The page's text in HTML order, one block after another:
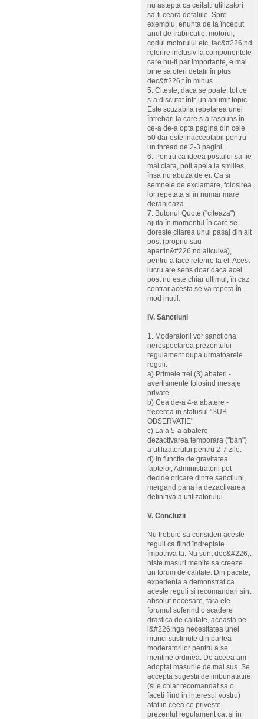
nu astepta ca ceilalti utilizatori
sa-ti ceara detaliile. Spre
exemplu, enunta de la început
anul de frabricatie, motorul,
codul motorului etc, fac&#226;nd
referire inclusiv la componentele
care nu-ti par importante, e mai
bine sa oferi detalii în plus
dec&#226;t în minus.
5. Citeste, daca se poate, tot ce
s-a discutat într-un anumit topic.
Este scuzabila repetarea unei
întrebari la care s-a raspuns în
ce-a de-a opta pagina din cele
50 dar este inacceptabil pentru
un thread de 2-3 pagini.
6. Pentru ca ideea postului sa fie
mai clara, poti apela la smilies,
însa nu abuza de ei. Ca si
semnele de exclamare, folosirea
lor repetata si în numar mare
deranjeaza.
7. Butonul Quote ("citeaza")
ajuta în momentul în care se
doreste citarea unui pasaj din alt
post (propriu sau
apartin&#226;nd altcuiva),
pentru a face referire la el. Acest
lucru are sens doar daca acel
post nu este chiar ultimul, în caz
contrar acesta se va repeta în
mod inutil.
IV. Sanctiuni
1. Moderatorii vor sanctiona
nerespectarea prezentului
regulament dupa urmatoarele
reguli:
a) Primele trei (3) abateri -
avertismente folosind mesaje
private.
b) Cea de-a 4-a abatere -
trecerea in statusul "SUB
OBSERVATIE"
c) La a 5-a abatere -
dezactivarea temporara ("ban")
a utilizatorului pentru 2-7 zile.
d) In functie de gravitatea
faptelor, Administratorii pot
decide oricare dintre sanctiuni,
mergand pana la dezactivarea
definitiva a utilizatorului.
V. Concluzii
Nu trebuie sa consideri aceste
reguli ca fiind îndreptate
împotriva ta. Nu sunt dec&#226;t
niste masuri menite sa creeze
un forum de calitate. Din pacate,
experienta a demonstrat ca
aceste reguli si recomandari sint
absolut necesare, fara ele
forumul suferind o scadere
drastica de calitate, aceasta pe
l&#226;nga necesitatea unei
munci sustinute din partea
moderatorilor pentru a se
mentine ordinea. De aceea am
adoptat masurile de mai sus. Se
accepta sugestii de imbunatatire
(si e chiar recomandat sa o
faceti fiind in interesul vostru)
atat in ceea ce priveste
prezentul regulament cat si in